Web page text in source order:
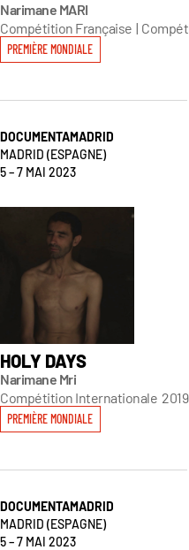
HOLY DAYS
Narimane Mri
Compétition Internationale 2019
PREMIÈRE MONDIALE
DOCUMENTAMADRID
MADRID (ESPAGNE)
5 – 7 MAI 2023
Narimane MARI
Compétition Française |
PREMIÈRE MONDIALE
DOCUMENTAMADRID
MADRID (ESPAGNE)
5 – 7 MAI 2023